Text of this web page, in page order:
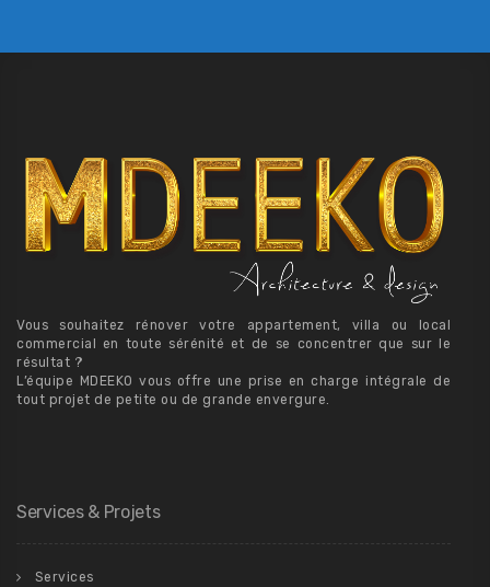
Vous souhaitez rénover votre appartement, villa ou local
commercial en toute sérénité et de se concentrer que sur le
résultat ?
L’équipe MDEEKO vous offre une prise en charge intégrale de
tout projet de petite ou de grande envergure.
Services & Projets
Services